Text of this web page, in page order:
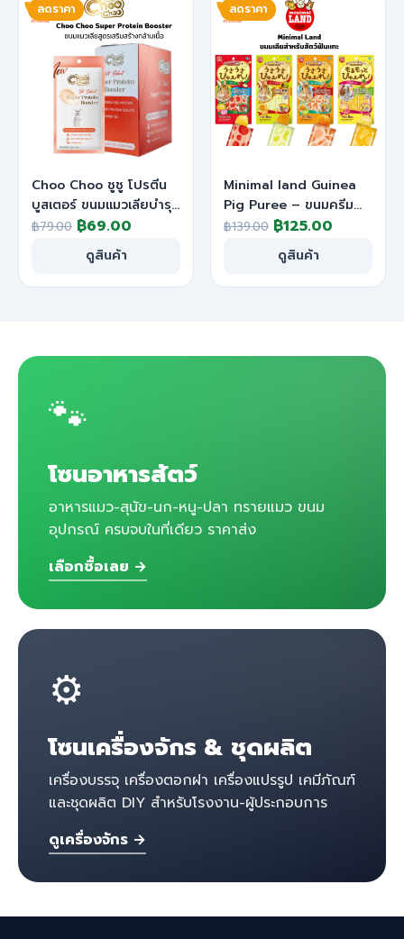
ลดราคา
Choo Choo ชูชู โปรตีน
บูสเตอร์ ขนมแมวเลียบำรุง
ขนให้เงางาม เสริม
ภูมิคุ้มกัน 14g.*4ซอง
฿79.00 Original
price
was:
฿79.00.
฿69.00
฿69.00.
ดูสินค้า
ลดราคา
Minimal land Guinea
Pig Puree – ขนมครีม
เลียหนูแกสบี้
฿139.00 Original
price
was:
฿139.00.
฿125.00
฿125.00.
ดูสินค้า
🐾
โซนอาหารสัตว์
อาหารแมว-สุนัข-นก-หนู-ปลา ทรายแมว ขนม
อุปกรณ์ ครบจบในที่เดียว ราคาส่ง
เลือกซื้อเลย →
⚙️
โซนเครื่องจักร & ชุดผลิต
เครื่องบรรจุ เครื่องตอกฝา เครื่องแปรรูป เคมีภัณฑ์
และชุดผลิต DIY สำหรับโรงงาน-ผู้ประกอบการ
ดูเครื่องจักร →